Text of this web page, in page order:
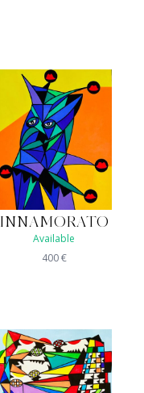
INNAMORATO
Available
400€